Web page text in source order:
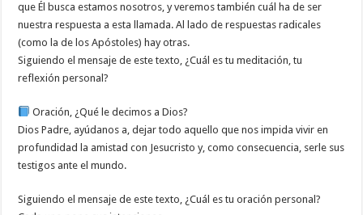
que Él busca estamos nosotros, y veremos también cuál ha de ser
nuestra respuesta a esta llamada. Al lado de respuestas radicales
(como la de los Apóstoles) hay otras.
Siguiendo el mensaje de este texto, ¿Cuál es tu meditación, tu
reflexión personal?
Oración, ¿Qué le decimos a Dios?
Dios Padre, ayúdanos a, dejar todo aquello que nos impida vivir en
profundidad la amistad con Jesucristo y, como consecuencia, serle sus
testigos ante el mundo.
Siguiendo el mensaje de este texto, ¿Cuál es tu oración personal?